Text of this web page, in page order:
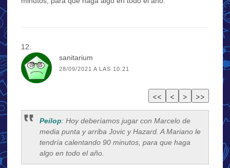
sanitarium
28/09/2021 A LAS 10:21
Peilop: Hoy deberíamos jugar con Marcelo de
media punta y arriba Jovic y Hazard. A Mariano le
tendría calentando 90 minutos, para que haga
algo en todo el año.